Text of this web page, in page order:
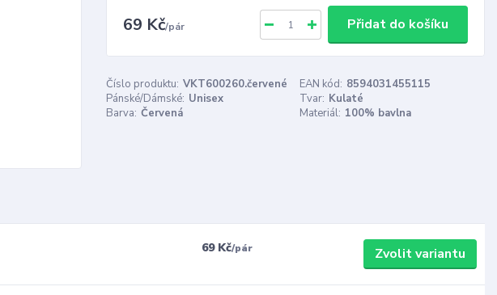
69 Kč/pár Přidat do košíku
Číslo produktu: VKT600260.červené EAN kód: 8594031455115
Pánské/Dámské: Unisex Tvar: Kulaté
Barva: Červená Materiál: 100% bavlna
69 Kč/pár Zvolit variantu